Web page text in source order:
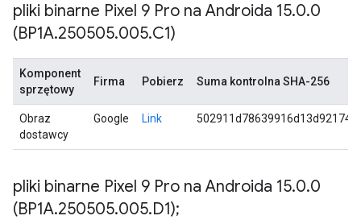
pliki binarne Pixel 9 Pro na Androida 15.0.0
(BP1A.250505.005.C1)
Komponent
sprzętowy
Firma Pobierz Suma kontrolna SHA-256
Obraz
dostawcy
Google Link
pliki binarne Pixel 9 Pro na Androida 15.0.0
(BP1A.250505.005.D1);